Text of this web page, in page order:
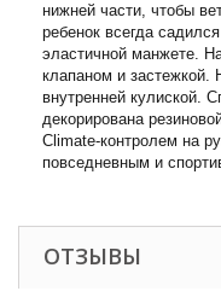
нижней части, чтобы
ребенок всегда
эластичной манжете.
клапаном и застежкой.
внутренней кулиской.
декорирована
Climate-контролем на
повседневным и
ОТЗЫВЫ